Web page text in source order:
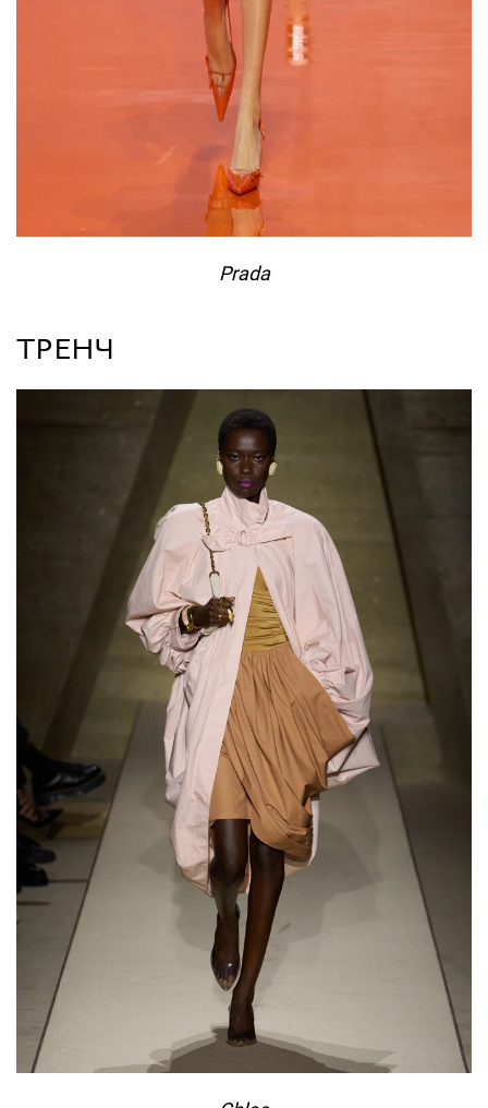
Prada
ТРЕНЧ